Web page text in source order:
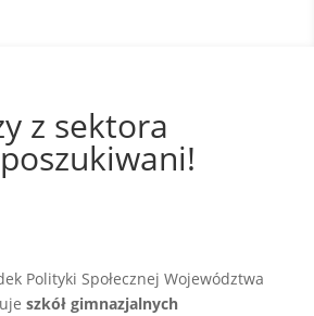
z sektora
Polityki Społecznej Województwa
szkół gimnazjalnych